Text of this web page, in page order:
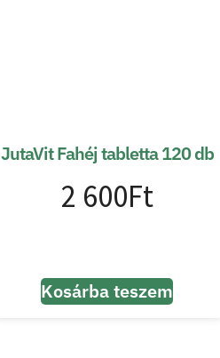
JutaVit Fahéj tabletta 120 db
2 600Ft
Kosárba teszem